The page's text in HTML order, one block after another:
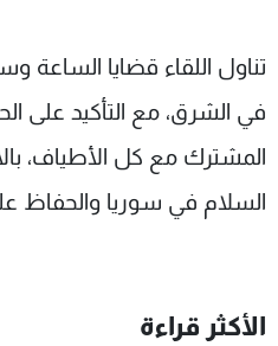
تناول اللقاء قضايا الساعة
في الشرق، مع التأكيد على
المشترك مع كل الأطياف،
السلام في سوريا والحفاظ
الأكثر قراءة